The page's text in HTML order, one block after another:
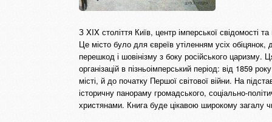
З XIX століття Київ, центр імперської свідомості
Це місто було для євреїв утіленням усіх
перешкод і шовінізму з боку російського царизму.
організацій в пізньоімперський період: від 1859
місті, й до початку Першої світової війни. На
історичну панораму громадського, соціально-
христянами. Книга буде цікавою широкому загалу